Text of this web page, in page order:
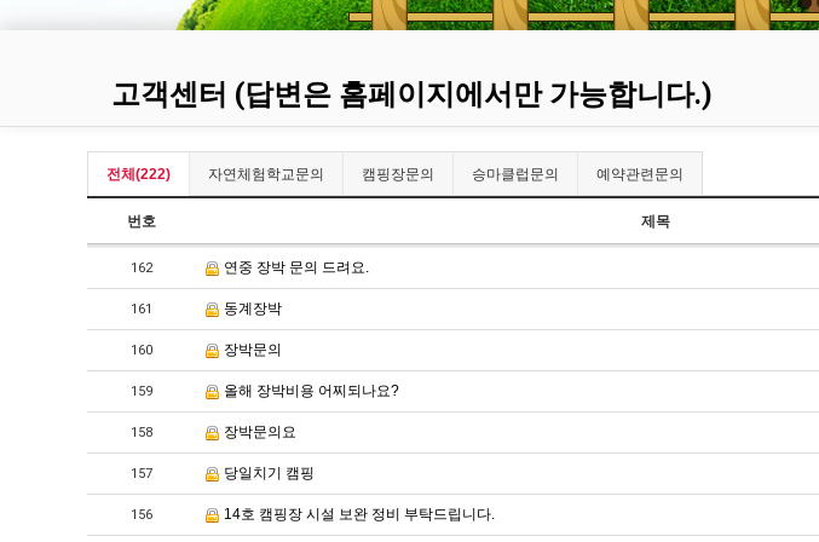
고객센터 (답변은 홈페이지에서만 가능합니다.)
전체(222) 자연체험학교문의 캠핑장문의 승마클럽문의 예약관련문의
번호 제목
162 연중 장박 문의 드려요.
161 동계장박
160 장박문의
159 올해 장박비용 어찌되나요?
158 장박문의요
157 당일치기 캠핑
156 14호 캠핑장 시설 보완 정비 부탁드립니다.